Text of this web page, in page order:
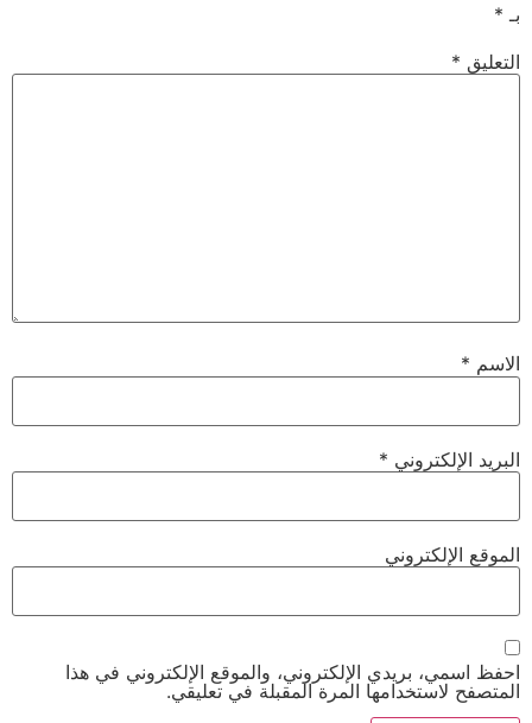
بـ *
التعليق *
الاسم *
البريد الإلكتروني *
الموقع الإلكتروني
احفظ اسمي، بريدي الإلكتروني، والموقع الإلكتروني في هذا
المتصفح لاستخدامها المرة المقبلة في تعليقي.